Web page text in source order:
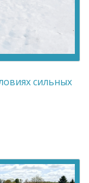
сильных